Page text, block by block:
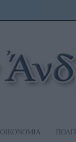
ΟΙΚΟΝΟΜΙΑ